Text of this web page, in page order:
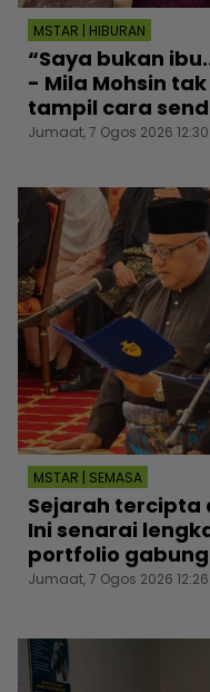
MSTAR | HIBURAN
“Saya bukan
- Mila Mohsin
tampil cara
Jumaat, 7 Ogos 2026 12:30
MSTAR | SEMASA
Sejarah tercipta
Ini senarai
portfolio
Jumaat, 7 Ogos 2026 12:26